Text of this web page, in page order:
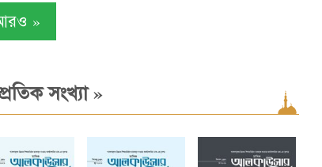
»
সংখ্যা»